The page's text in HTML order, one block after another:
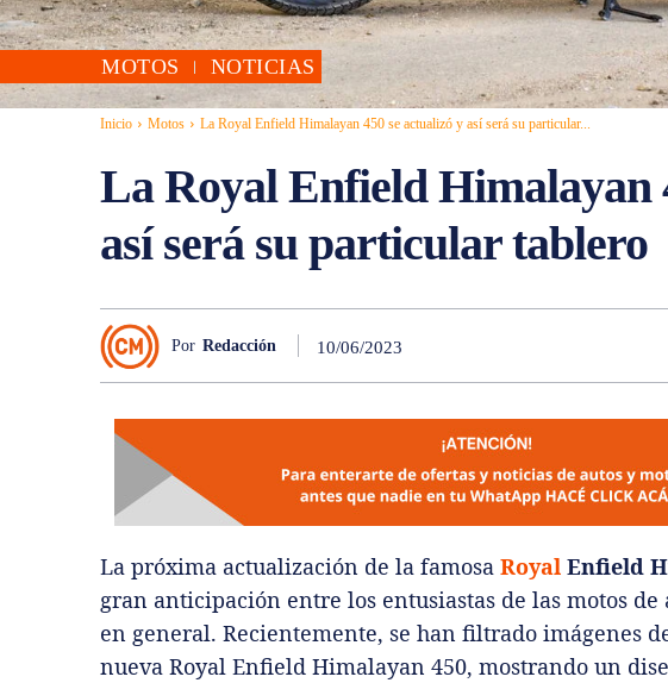
MOTOS NOTICIAS
Inicio Motos La Royal Enfield Himalayan 450 se actualizó y así será su particular...
La Royal Enfield Himalayan
así será su particular tablero
Por Redacción 10/06/2023
La próxima actualización de la famosa Royal Enfield
gran anticipación entre los entusiastas de las motos
en general. Recientemente, se han filtrado imágenes
nueva Royal Enfield Himalayan 450, mostrando un